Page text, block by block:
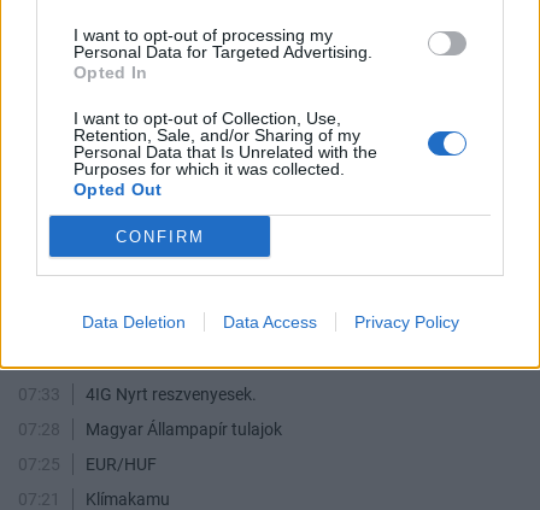
I want to opt-out of processing my
Personal Data for Targeted Advertising.
Opted In
I want to opt-out of Collection, Use,
Retention, Sale, and/or Sharing of my
Personal Data that Is Unrelated with the
Purposes for which it was collected.
Opted Out
CONFIRM
Data Deletion Data Access Privacy Policy
Karterab
1
AKTÍV FÓRUMOZÓK
geza77
07:33
4IG Nyrt reszvenyesek.
07:28
Magyar Állampapír tulajok
07:25
EUR/HUF
07:21
Klímakamu